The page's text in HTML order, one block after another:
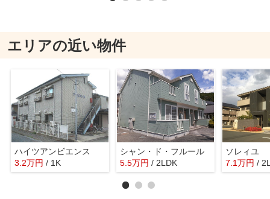
エリアの近い物件
ハイツアンビエンス
3.2万円 / 1K
シャン・ド・フルール
5.5万円 / 2LDK
ソレィユ
7.1万円 /